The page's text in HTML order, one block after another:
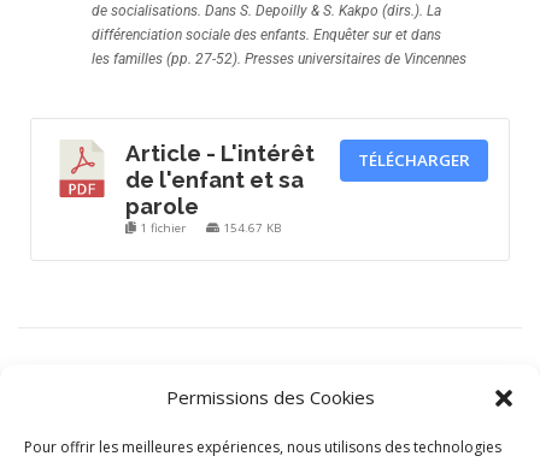
Permissions des Cookies
Pour offrir les meilleures expériences, nous utilisons des technologies
de socialisations. Dans S. Depoilly & S. Kakpo (dirs.). La
différenciation sociale des enfants. Enquêter sur et dans
les familles (pp. 27-52). Presses universitaires de Vincennes
Article - L'intérêt
de l'enfant et sa
parole
1 fichier 154.67 KB
TÉLÉCHARGER
ENFANCE